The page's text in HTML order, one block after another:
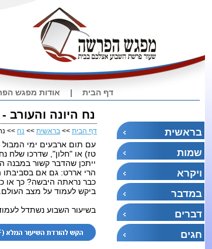
דף הבית | אודות מפגש
בראשית
שמות
ויקרא
במדבר
דברים
חגים
נח היונה והעורב
דף הבית >> בראשית >> נח >>
עם תום ארבעים ימי
טז) או "חלון", שדרכו שלח
ייתכן שהדבר קשור במבנה
הרי אררט: גם אם בסביבתו
כבר נראתה היבשה? כך או
ביקש לעמוד על מצב העולם.
בשיעור השבוע נשתדל